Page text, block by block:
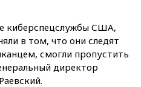
киберспецслужбы США,
в том, что они следят
смогли пропустить
директор